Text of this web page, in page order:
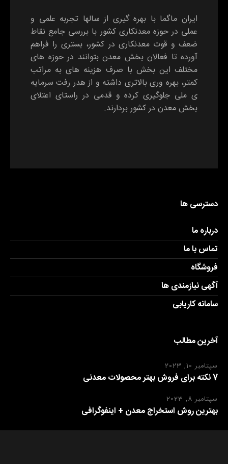
ایران ماگما با بهره گیری از سالها تجربه علمی و
عملی در حوزه معدنکاری کشور با بررسی جامع نقاط
ضعف و قوت معدنکاری در کشور، بستری را فراهم
آورده تا فعالان بخش معدن بتوانند در حوزه های
مختلف این بخش با صرف هزینه های به مراتب
کمتر، بهره وری بالاتری داشته و از هدر رفت سرمایه
ی ملی جلوگیری کرده و قدمی در راستای اعتلای
بخش معدن در کشور بردارند.
دسترسی ها
درباره ما
تماس با ما
فروشگاه
آگهی نیازمندی ها
سامانه کاریابی
آخرین مطالب
سپتامبر 10, 2023
7 نکته برای فروش بهتر محصولات معدنی
سپتامبر 8, 2023
بهترین روش استخراج معدن + اینفوگرافی